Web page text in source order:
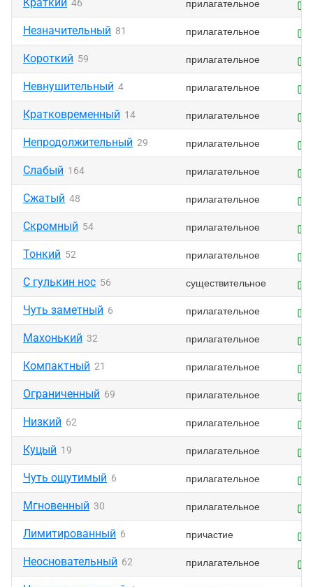
46 прилагательное
Незначительный 81 прилагательное
Короткий 59 прилагательное
Невнушительный 4 прилагательное
Кратковременный 14 прилагательное
Непродолжительный 29 прилагательное
Слабый 164 прилагательное
Сжатый 48 прилагательное
Скромный 54 прилагательное
Тонкий 52 прилагательное
С гулькин нос 56 существительное
Чуть заметный 6 прилагательное
Махонький 32 прилагательное
Компактный 21 прилагательное
Ограниченный 69 прилагательное
Низкий 62 прилагательное
Куцый 19 прилагательное
Чуть ощутимый 6 прилагательное
Мгновенный 30 прилагательное
Лимитированный 6 причастие
Неосновательный 62 прилагательное